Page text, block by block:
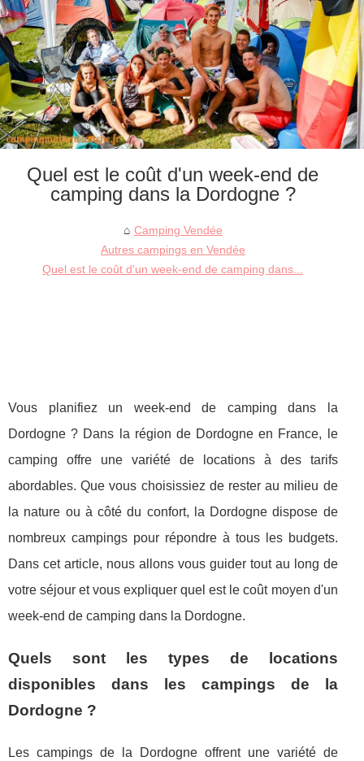
Quel est le coût d'un week-end de
camping dans la Dordogne ?
Camping Vendée
Autres campings en Vendée
Quel est le coût d'un week-end de camping dans...
Vous planifiez un week-end de camping dans la
Dordogne ? Dans la région de Dordogne en France, le
camping offre une variété de locations à des tarifs
abordables. Que vous choisissiez de rester au milieu de
la nature ou à côté du confort, la Dordogne dispose de
nombreux campings pour répondre à tous les budgets.
Dans cet article, nous allons vous guider tout au long de
votre séjour et vous expliquer quel est le coût moyen d'un
week-end de camping dans la Dordogne.
Quels sont les types de locations
disponibles dans les campings de la
Dordogne ?
Les campings de la Dordogne offrent une variété de